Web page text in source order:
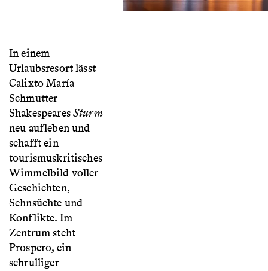
In einem
Urlaubsresort lässt
Calixto María
Schmutter
ShakespearesSturm
neu aufleben und
schafft ein
tourismuskritisches
Wimmelbild voller
Geschichten,
Sehnsüchte und
Konflikte. Im
Zentrum steht
Prospero, ein
schrulliger